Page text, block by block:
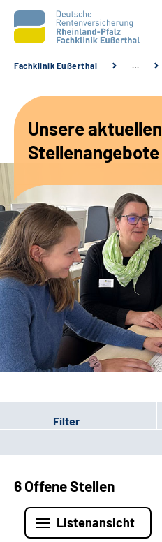
Unsere Angebote
Karriere
Beratungsstellen &
Zuweisende
Suche
Leichte Sprache
Gebärdensprache
Fachklinik Eußerthal …
Unsere aktuellen
Stellenangebote
Filter
6 Offene Stellen
Listenansicht